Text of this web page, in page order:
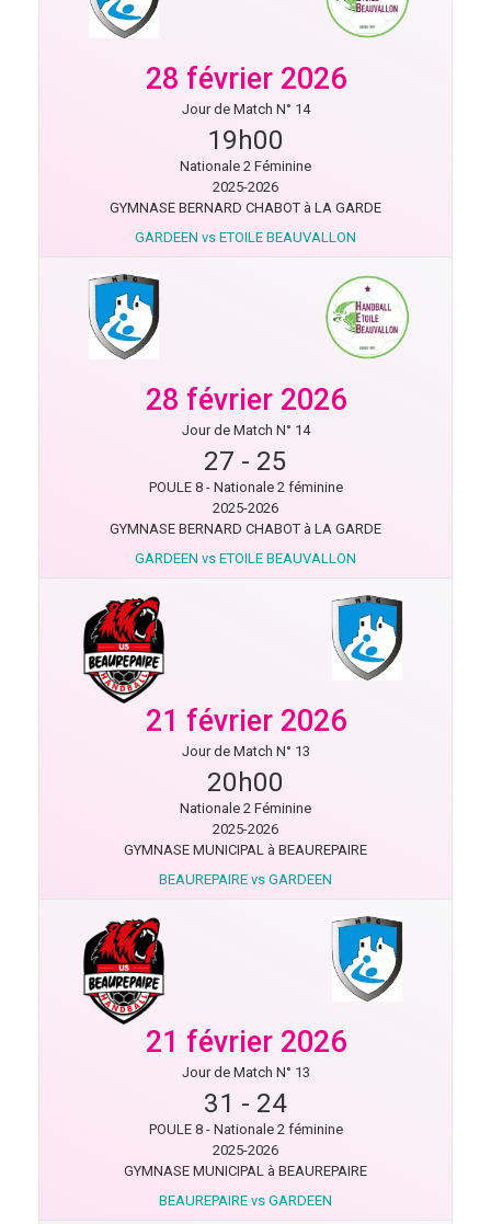
28 février 2026
Jour de Match N° 14
19h00
Nationale 2 Féminine
2025-2026
GYMNASE BERNARD CHABOT à LA GARDE
GARDEEN vs ETOILE BEAUVALLON
28 février 2026
Jour de Match N° 14
27 - 25
POULE 8 - Nationale 2 féminine
2025-2026
GYMNASE BERNARD CHABOT à LA GARDE
GARDEEN vs ETOILE BEAUVALLON
21 février 2026
Jour de Match N° 13
20h00
Nationale 2 Féminine
2025-2026
GYMNASE MUNICIPAL à BEAUREPAIRE
BEAUREPAIRE vs GARDEEN
21 février 2026
Jour de Match N° 13
31 - 24
POULE 8 - Nationale 2 féminine
2025-2026
GYMNASE MUNICIPAL à BEAUREPAIRE
BEAUREPAIRE vs GARDEEN